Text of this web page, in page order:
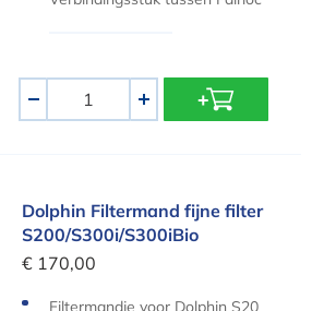
+
fijne filter S200/S300i/
Dolphin Filtermand fijne filter
S200/S300i/S300iBio
€ 170,00
Filtermandje voor Dolphin S20